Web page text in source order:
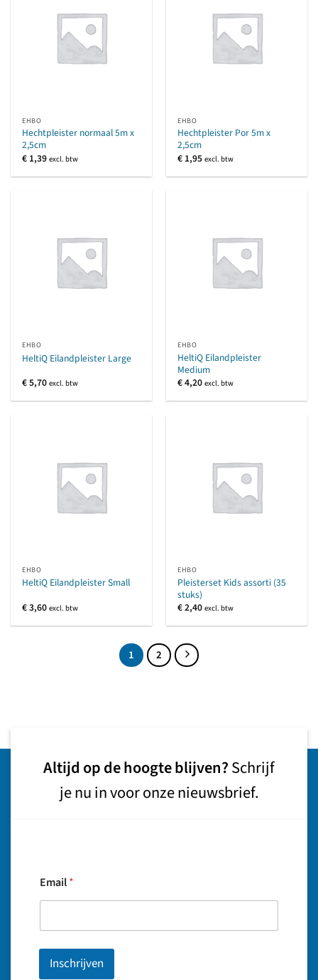
EHBO
Hechtpleister normaal 5m x
2,5cm
€ 1,39 excl. btw
EHBO
Hechtpleister Por 5m x
2,5cm
€ 1,95 excl. btw
EHBO
HeltiQ Eilandpleister Large
€5,70 excl. btw
EHBO
HeltiQ Eilandpleister
Medium
€4,20 excl. btw
EHBO
HeltiQ Eilandpleister Small
€3,60 excl. btw
EHBO
Pleisterset Kids assorti (35
stuks)
€2,40 excl. btw
1 2
Altijd op de hoogte blijven?Schrijf
je nu in voor onze nieuwsbrief.
Email*
Inschrijven